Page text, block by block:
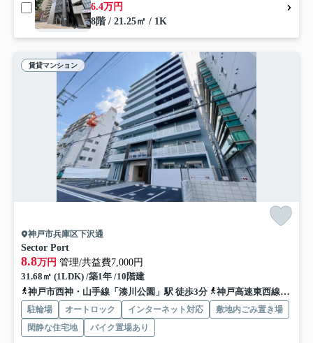
6.4万円
8階 / 21.25㎡ / 1K
賃貸マンション
神戸市兵庫区下沢通
Sector Port
8.8万円 管理/共益費7,000円
31.68㎡ (1LDK) /築1年 /10階建
神戸市西神・山手線「湊川公園」駅 徒歩3分
神戸高速東西線「新開地」駅 徒歩5分
駐輪場 オートロック インターネット対応
敷地内ごみ置き場
閑静な住宅地
バイク置場あり